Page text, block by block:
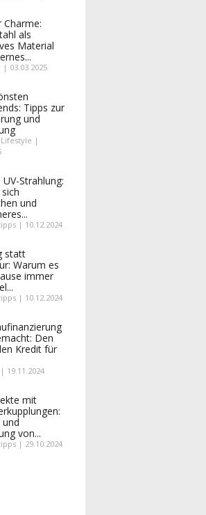
Charme:
als
Material
03.03.2025
Tipps zur
und
|
Strahlung:
und
| 10.12.2024
statt
Warum es
immer
| 10.12.2024
Den
Kredit für
19.11.2024
mit
und
von...
| 29.10.2024